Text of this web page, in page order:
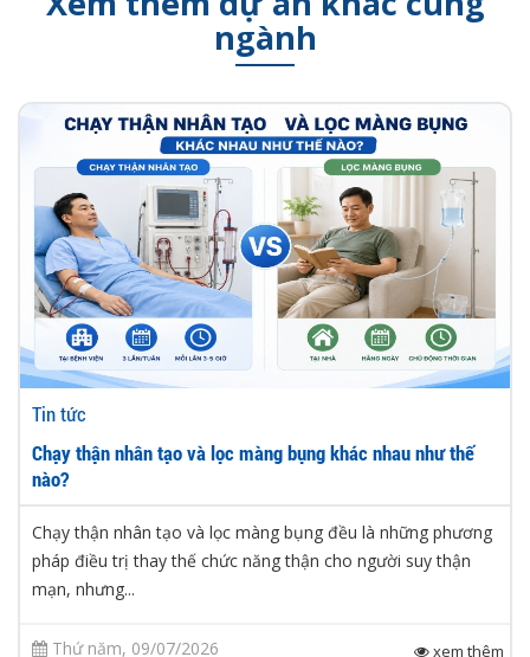
ngành
Tin tức
Chạy thận nhân tạo và lọc màng bụng khác nhau như thế
nào?
Chạy thận nhân tạo và lọc màng bụng đều là những phương
pháp điều trị thay thế chức năng thận cho người suy thận
mạn, nhưng...
Thứ năm, 09/07/2026 xem thêm